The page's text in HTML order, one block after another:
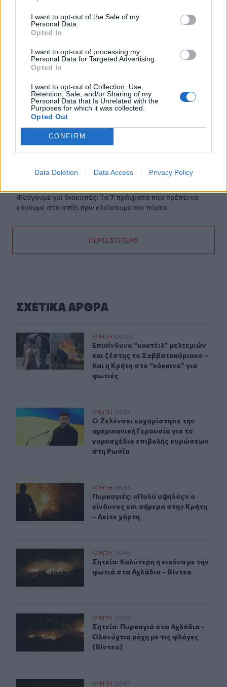
I want to opt-out of the Sale of my
Personal Data.
Opted In
I want to opt-out of processing my
Personal Data for Targeted Advertising.
Opted In
I want to opt-out of Collection, Use,
Retention, Sale, and/or Sharing of my
Personal Data that Is Unrelated with the
Purposes for which it was collected.
Opted Out
CONFIRM
Data Deletion Data Access Privacy Policy
07:00
Αντί για καφέ: Τρία ροφήματα για άμεσο "ξύπνημα" και
ενέργεια που διαρκεί
06:55
Πυρκαγιές: «Πολύ υψηλός» ο κίνδυνος και σήμερα στην
06:44
Σητεία: Καλύτερη η εικόνα με την φωτιά στα Αχλάδια -
Βίντεο
06:21
Το αφράτο και κρεμώδες νηστίσιμο παγωτό βανίλια,
Φεύγουμε για διακοπές; Τα 7 πράγματα που πρέπει να
κάνουμε στο σπίτι πριν κλείσουμε την πόρτα
ΠΕΡΙΣΣΟΤΕΡΑ
ΣΧΕΤΙΚA AΡΘΡΑ
Επικίνδυνο “κοκτέιλ” μελτεμιών και ζέστης το
ΚΡΗΤΗ 08:05
Επικίνδυνο “κοκτέιλ” μελτεμιών
Επικίνδυνο “κοκτέιλ” μελτεμιών
και ζέστης το Σαββατοκύριακο –
Και η Κρήτη στο “κόκκινο” για
φωτιές
Ο Ζελένσκι ευχαρίστησε την αμερικανική Γερουσία
ΚΡΗΤΗ 07:57
Ο Ζελένσκι ευχαρίστησε την
Ο Ζελένσκι ευχαρίστησε την
αμερικανική Γερουσία για το
νομοσχέδιο επιβολής κυρώσεων
στη Ρωσία
Πυρκαγιές: «Πολύ υψηλός» ο κίνδυνος και σήμερα
ΚΡΗΤΗ 06:55
Πυρκαγιές: «Πολύ υψηλός» ο
Πυρκαγιές: «Πολύ υψηλός» ο
κίνδυνος και σήμερα στην Κρήτη
- Δείτε χάρτη
Σητεία: Καλύτερη η εικόνα με την φωτιά στα Αχλάδια -
ΚΡΗΤΗ 06:44
Σητεία: Καλύτερη η εικόνα με την
Σητεία: Καλύτερη η εικόνα με την
φωτιά στα Αχλάδια - Βίντεο
Σητεία: Πυρκαγιά στα Αχλάδια - Ολονύχτια μάχη με τις
ΚΡΗΤΗ 00:31
Σητεία: Πυρκαγιά στα Αχλάδια -
Σητεία: Πυρκαγιά στα Αχλάδια -
Ολονύχτια μάχη με τις φλόγες
(Βίντεο)
Σητεία: Φωτιά στα Αχλάδια, δύσκολη μάχη με τις
ΚΡΗΤΗ 22:47